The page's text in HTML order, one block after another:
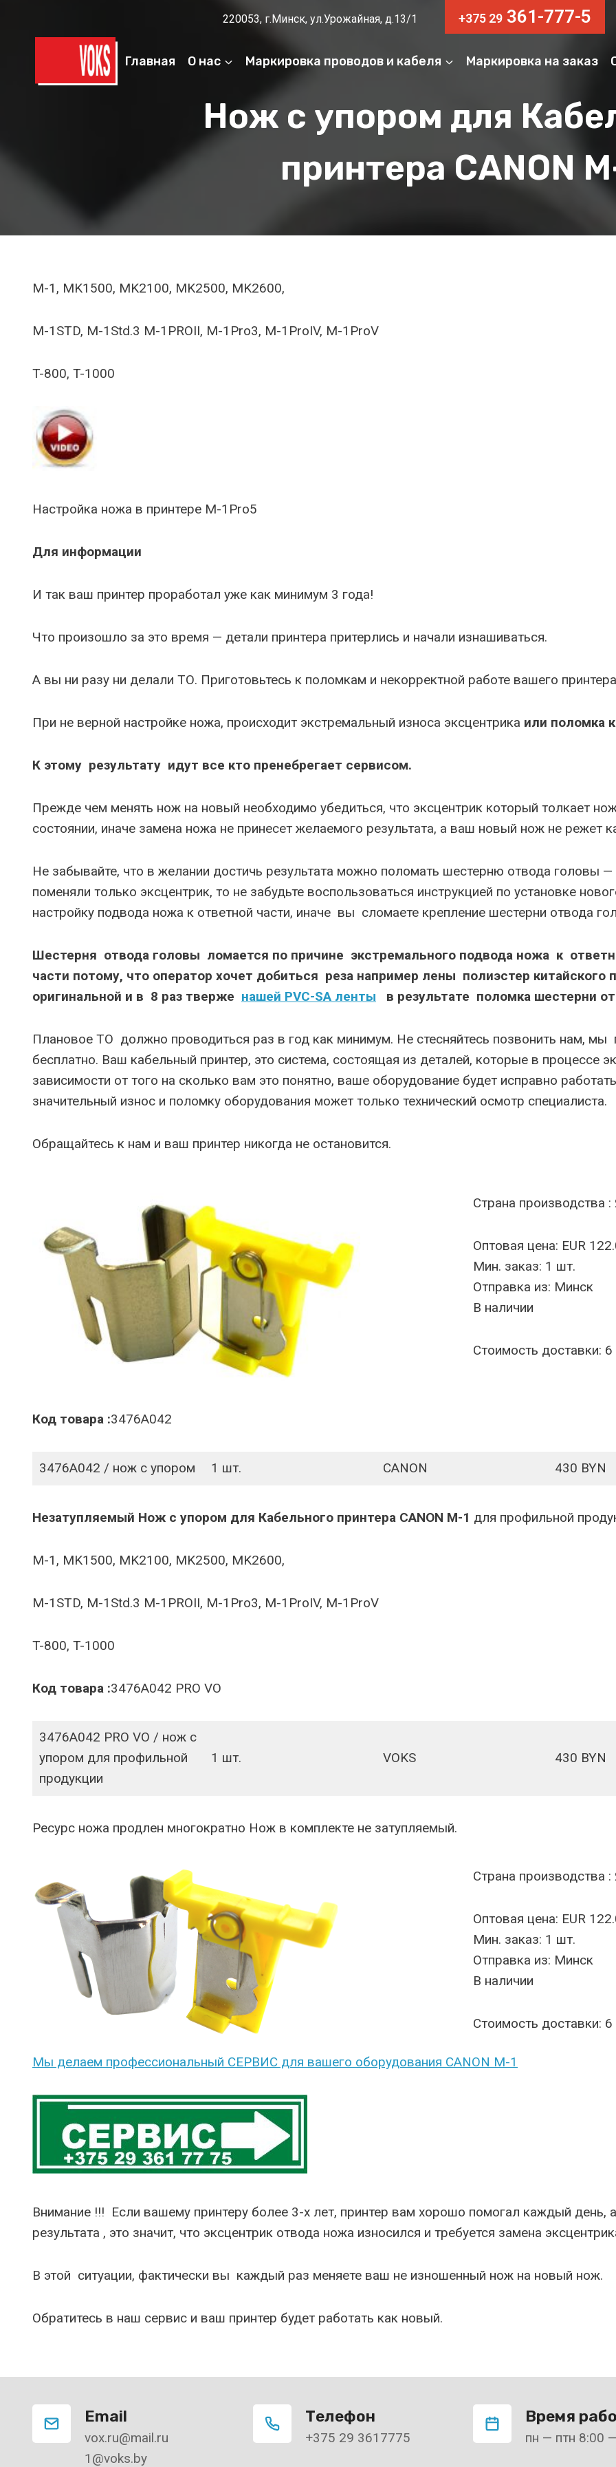
содержимому
220053, г.Минск, ул.Урожайная, д.13/1 +375 29 361-777-5
Главная О нас Маркировка проводов и кабеля Маркировка на заказ
Нож с упором для
принтера CANON
M-1, MK1500, MK2100, MK2500, MK2600,
M-1STD, M-1Std.3 M-1PROII, M-1Pro3, M-1ProIV, M-1ProV
T-800, T-1000
Настройка ножа в принтере M-1Pro5
Для информации
И так ваш принтер проработал уже как минимум 3 года!
Что произошло за это время — детали принтера притерлись и начали изнашиваться.
А вы ни разу ни делали ТО. Приготовьтесь к поломкам и некорректной работе вашего
При не верной настройке ножа, происходит экстремальный износа эксцентрика или поломка
К этому результату идут все кто пренебрегает сервисом.
Прежде чем менять нож на новый необходимо убедиться, что эксцентрик который толкает
состоянии, иначе замена ножа не принесет желаемого результата, а ваш новый нож не режет
Не забывайте, что в желании достичь результата можно поломать шестерню отвода головы
поменяли только эксцентрик, то не забудьте воспользоваться инструкцией по установке
настройку подвода ножа к ответной части, иначе вы сломаете крепление шестерни отвода
Шестерня отвода головы ломается по причине экстремального подвода ножа к
части потому, что оператор хочет добиться реза например лены полиэстер китайского
оригинальной и в 8 раз тверже нашей PVC-SA ленты в результате поломка шестерни
Плановое ТО должно проводиться раз в год как минимум. Не стесняйтесь позвонить нам,
бесплатно. Ваш кабельный принтер, это система, состоящая из деталей, которые в процессе
зависимости от того на сколько вам это понятно, ваше оборудование будет исправно
значительный износ и поломку оборудования может только технический осмотр специалиста.
Обращайтесь к нам и ваш принтер никогда не остановится.
Страна производства :
Оптовая цена: EUR
Мин. заказ: 1 шт.
Отправка из: Минск
В наличии
Стоимость доставки: 6
Код товара :3476A042
3476A042 / нож с упором 1 шт. CANON 430 BYN
Незатупляемый Нож с упором для Кабельного принтера CANON M-1 для профильной
M-1, MK1500, MK2100, MK2500, MK2600,
M-1STD, M-1Std.3 M-1PROII, M-1Pro3, M-1ProIV, M-1ProV
T-800, T-1000
Код товара :3476A042 PRO VO
3476A042 PRO VO / нож с
упором для профильной
продукции
1 шт. VOKS 430 BYN
Ресурс ножа продлен многократно Нож в комплекте не затупляемый.
Страна производства :
Оптовая цена: EUR
Мин. заказ: 1 шт.
Отправка из: Минск
В наличии
Стоимость доставки: 6
Мы делаем профессиональный СЕРВИС для вашего оборудования CANON M-1
Внимание !!! Если вашему принтеру более 3-х лет, принтер вам хорошо помогал каждый день,
результата , это значит, что эксцентрик отвода ножа износился и требуется замена
В этой ситуации, фактически вы каждый раз меняете ваш не изношенный нож на новый нож.
Обратитесь в наш сервис и ваш принтер будет работать как новый.
Email
vox.ru@mail.ru
1@voks.by
Телефон
+375 29 3617775
Время
пн — птн 8:00